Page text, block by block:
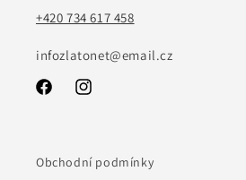
+420 734 617 458
infozlatonet@email.cz
FacebookInstagram
Obchodní podmínky